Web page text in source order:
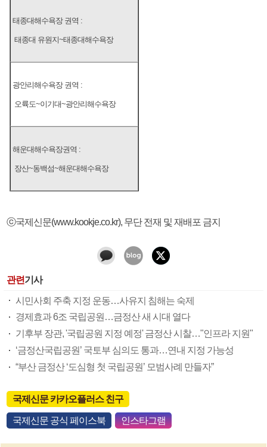
태종대해수욕장 권역 :
태종대 유원지~태종대해수욕장
광안리해수욕장 권역 :
오륙도~이기대~광안리해수욕장
해운대해수욕장권역 :
장산~동백섬~해운대해수욕장
ⓒ국제신문(www.kookje.co.kr), 무단 전재 및 재배포 금지
관련기사
시민사회 주축 지정 운동…사유지 침해는 숙제
경제효과 6조 국립공원…금정산 새 시대 열다
기후부 장관, '국립공원 지정 예정' 금정산 시찰…"인프라 지원"
‘금정산국립공원’ 국토부 심의도 통과…연내 지정 가능성
“부산 금정산 ‘도심형 첫 국립공원’ 모범사례 만들자”
국제신문 카카오플러스 친구
국제신문 공식 페이스북 인스타그램